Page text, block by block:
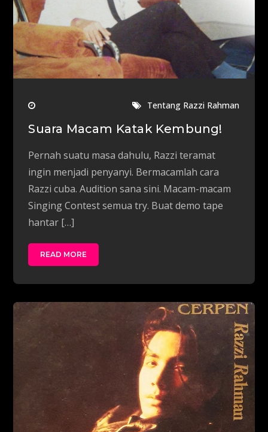
Tentang Razzi Rahman
Suara Macam Katak Kembung!
Pernah suatu masa dahulu, Razzi teramat
ingin menjadi penyanyi. Bermacamlah cara
Razzi cuba. Audition sana sini. Macam-macam
Singing Contest semua try. Buat demo tape
hantar […]
READ MORE